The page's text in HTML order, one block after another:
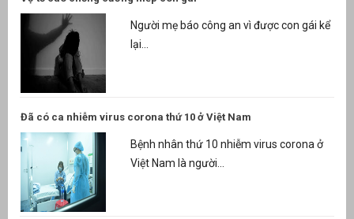
Người mẹ báo công an vì được con gái kể
lại...
Đã có ca nhiễm virus corona thứ 10 ở Việt Nam
Bệnh nhân thứ 10 nhiễm virus corona ở
Việt Nam là người...